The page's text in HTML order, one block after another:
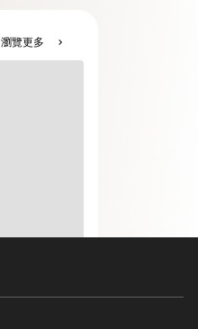
瀏覽更多 chevron_right